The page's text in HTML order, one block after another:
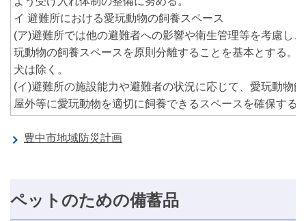
イ 避難所における愛玩動物の飼養スペース
(ア)避難所では他の避難者への影響や衛生管理等を考慮し
玩動物の飼養スペースを原則分離することを基本とする。
犬は除く。
(イ)避難所の施設能力や避難者の状況に応じて、愛玩動物
屋外等に愛玩動物を適切に飼養できるスペースを確保する
豊中市地域防災計画
ペットのための備蓄品